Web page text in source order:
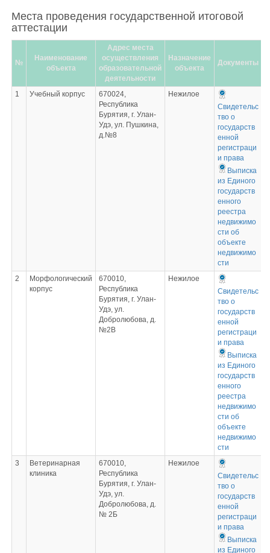
Места проведения государственной итоговой
аттестации
№
Наименование
объекта
Адрес места
осуществления
образовательной
деятельности
Назначение
объекта
Документы
1 Учебный корпус
670024,
Республика
Бурятия, г. Улан-
Удэ, ул. Пушкина,
д.№8
Нежилое
Свидетельс
тво о
государств
енной
регистраци
и права
Выписка
из Единого
государств
енного
реестра
недвижимо
сти об
объекте
недвижимо
сти
2
Морфологический
корпус
670010,
Республика
Бурятия, г. Улан-
Удэ, ул.
Добролюбова, д.
№2В
Нежилое
Свидетельс
тво о
государств
енной
регистраци
и права
Выписка
из Единого
государств
енного
реестра
недвижимо
сти об
объекте
недвижимо
сти
3
Ветеринарная
клиника
670010,
Республика
Бурятия, г. Улан-
Удэ, ул.
Добролюбова, д.
№ 2Б
Нежилое
Свидетельс
тво о
государств
енной
регистраци
и права
Выписка
из Единого